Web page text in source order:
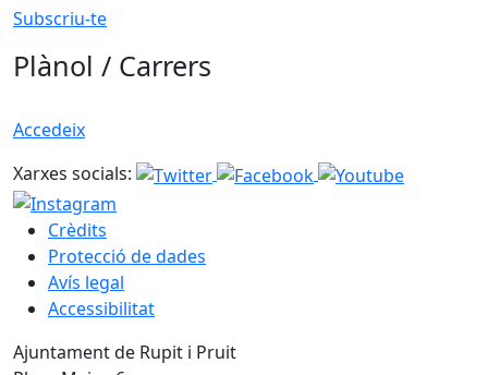
Subscriu-te
Plànol / Carrers
Accedeix
Xarxes socials:
Crèdits
Protecció de dades
Avís legal
Accessibilitat
Ajuntament de Rupit i Pruit